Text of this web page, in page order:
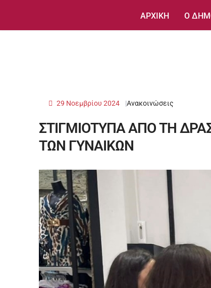
ΑΡΧΙΚΗ Ο
Ανακοινώσεις
29 Νοεμβρίου 2024
ΣΤΙΓΜΙΟΤΥΠΑ ΑΠΟ ΤΗ
ΤΩΝ ΓΥΝΑΙΚΩΝ